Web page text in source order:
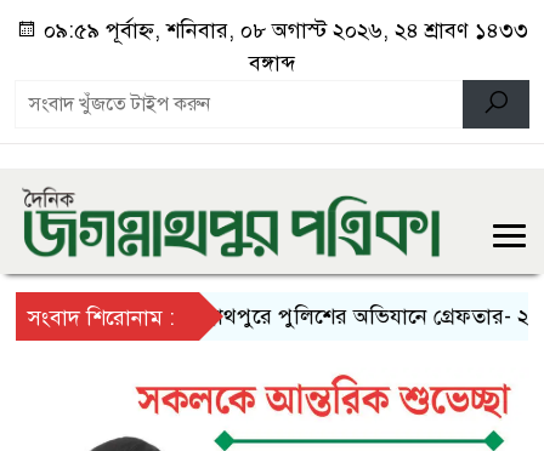
০৯:৫৯ পূর্বাহ্ন, শনিবার, ০৮ অগাস্ট ২০২৬, ২৪ শ্রাবণ ১৪৩৩
বঙ্গাব্দ
সংবাদ শিরোনাম :
বিল জগন্নাথপুরে পুলিশের অভিযানে গ্রেফতার- ২